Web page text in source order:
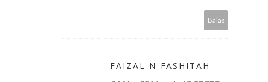
Balas
FAIZAL N FASHITAH